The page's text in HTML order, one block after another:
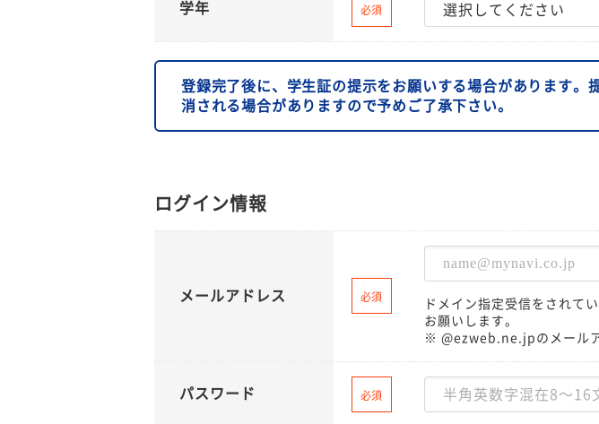
学年 必須
登録完了後に、学生証の提示をお願いする場合があります。
消される場合がありますので予めご了承下さい。
ログイン情報
メールアドレス 必須
ドメイン指定受信をされて
お願いします。
※ @ezweb.ne.jpのメールア
パスワード 必須